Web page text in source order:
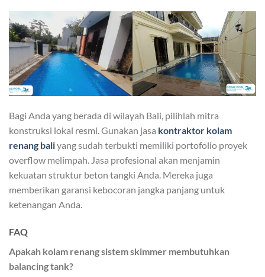
Bagi Anda yang berada di wilayah Bali, pilihlah mitra
konstruksi lokal resmi. Gunakan jasa kontraktor kolam
renang baliyang sudah terbukti memiliki portofolio proyek
overflow melimpah. Jasa profesional akan menjamin
kekuatan struktur beton tangki Anda. Mereka juga
memberikan garansi kebocoran jangka panjang untuk
ketenangan Anda.
FAQ
Apakah kolam renang sistem skimmer membutuhkan
balancing tank?